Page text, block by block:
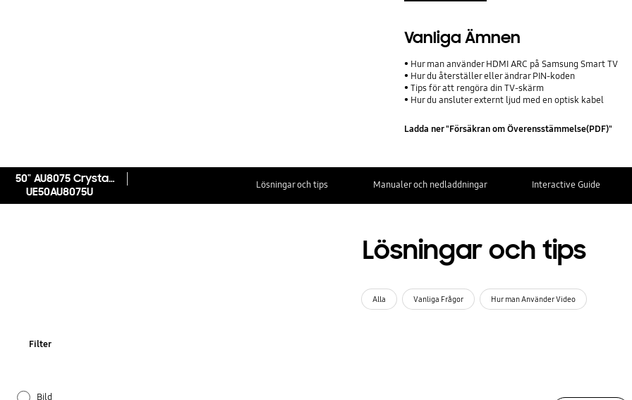
Vanliga Ämnen
Hur man använder HDMI ARC på Samsung Smart TV
Hur du återställer eller ändrar PIN-koden
Tips för att rengöra din TV-skärm
Hur du ansluter externt ljud med en optisk kabel
Ladda ner "Försäkran om Överensstämmelse(PDF)"
50" AU8075 Crystal UHD 4K Smart TV (2021)
UE50AU8075U
Lösningar och tips Manualer och nedladdningar Interactive Guide
Lösningar och tips
Alla Vanliga Frågor Hur man Använder Video
Filter
Bild